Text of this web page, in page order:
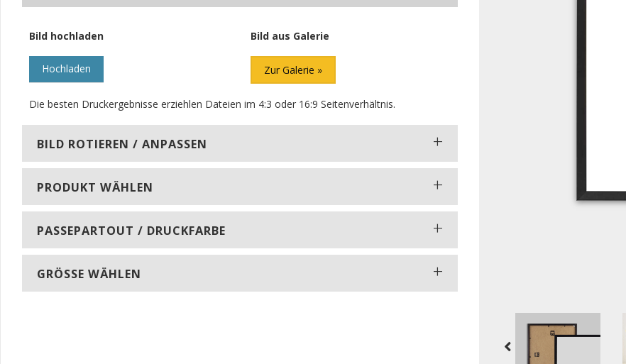
Bild hochladen
Hochladen
Bild aus Galerie
Zur Galerie
Die besten Druckergebnisse erziehlen Dateien im 4:3 oder 16:9 Seitenverhältnis.
BILD ROTIEREN / ANPASSEN +
PRODUKT WÄHLEN +
PASSEPARTOUT / DRUCKFARBE +
GRÖSSE WÄHLEN +